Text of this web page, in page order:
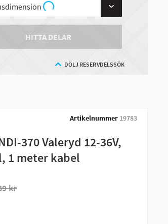
HITTA DELAR
DÖLJ RESERVDELSSÖK
Artikelnummer 19783
370 Valeryd 12-36V,
1 meter kabel
kr